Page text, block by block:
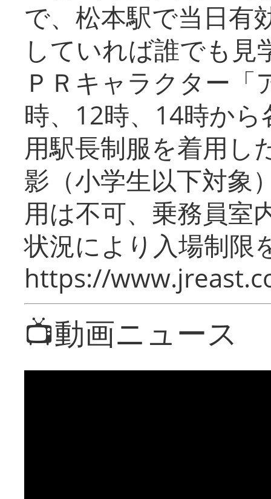
で、松本駅で当日有
していれば誰でも
ＰＲキャラクター
時、12時、14時か
用駅長制服を着用し
影（小学生以下対象
用は不可、乗務員室
状況により入場制限
https://
📺動画ニュース